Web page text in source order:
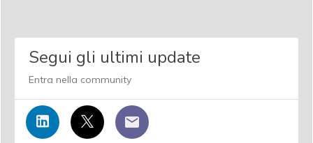
Segui gli ultimi update
Entra nella community